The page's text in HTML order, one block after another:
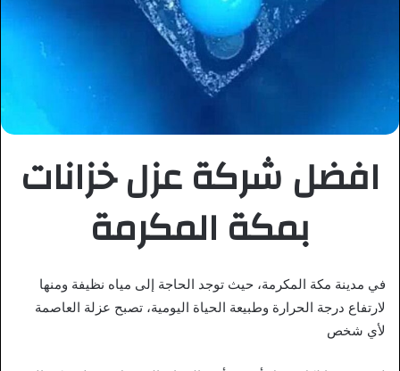
افضل شركة عزل خزانات
بمكة المكرمة
في مدينة مكة المكرمة، حيث توجد الحاجة إلى مياه نظيفة ومنها
لارتفاع درجة الحرارة وطبيعة الحياة اليومية، تصبح عزلة العاصمة
لأي شخص